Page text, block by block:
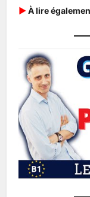
▶︎À lire